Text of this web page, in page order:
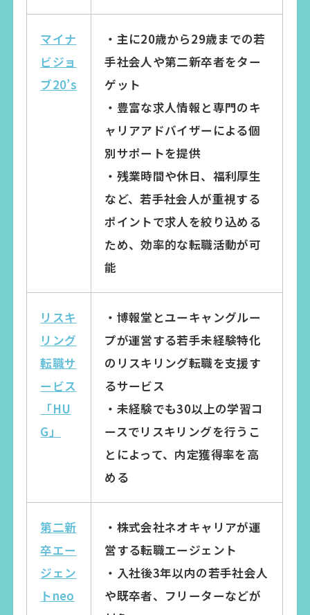
マイナ
ビジョ
ブ20’s
・主に20歳から29歳までの若
手社会人や第二新卒者をター
ゲット
・豊富な求人情報と専門のキ
ャリアアドバイザーによる個
別サポートを提供
・残業時間や休日、福利厚生
など、若手社会人が重視する
ポイントで求人を絞り込める
ため、効率的な転職活動が可
能
リスキ
リング
転職サ
ービス
「HU
G」
・博報堂とユーキャングルー
プが運営する若手未経験特化
のリスキリング転職を支援す
るサービス
・未経験でも30以上の学習コ
ースでリスキリングを行うこ
とによって、内定獲得率を高
める
第二新
卒エー
ジェン
トneo
・株式会社ネオキャリアが運
営する転職エージェント
・入社後3年以内の若手社会人
や既卒者、フリーターなどが